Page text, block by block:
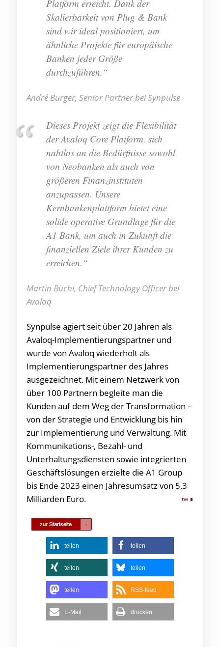
Platform erreicht. Dank der
Skalierbarkeit von Plug & Bank
sind wir ideal positioniert, um
ähnliche Projekte für europäische
Banken jeder Größe
durchzuführen. “
André Burger, Senior Partner bei Synpulse
Dieses Projekt zeigt die Flexibilität
der Avaloq Core Platform, sich
nahtlos an die Bedürfnisse sowohl
von Neobanken als auch von
größeren Finanzinstituten
anzupassen. Unsere
Kernbankenplattform bietet eine
solide operative Grundlage für die
A1 Bank, um auch in Zukunft die
finanziellen Ziele ihrer Kunden zu
erreichen. “
Martin Büchi, Chief Technology Officer bei
Avaloq
Synpulse agiert seit über 20 Jahren als
Avaloq-Implementierungspartner und
wurde von Avaloq wiederholt als
Implementierungspartner des Jahres
ausgezeichnet. Mit einem Netzwerk von
über 100 Partnern begleite man die
Kunden auf dem Weg der Transformation –
von der Strategie und Entwicklung bis hin
zur Implementierung und Verwaltung. Mit
Kommunikations-, Bezahl- und
Unterhaltungsdiensten sowie integrierten
Geschäftslösungen erzielte die A1 Group
bis Ende 2023 einen Jahresumsatz von 5,3
Milliarden Euro.
tw
teilen teilen
teilen teilen
teilen RSS-feed
E-Mail drucken